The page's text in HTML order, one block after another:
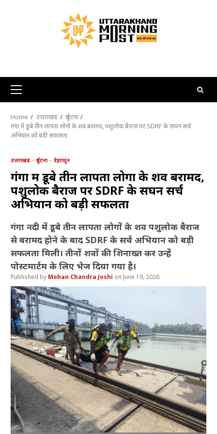
Primary
Menu
Home उत्तराखंड
दुर्घटना
गंगा में डूबे तीन लापता लोगों के शव बरामद, पशुलोक बैराज पर SDRF के सघन सर्च
अभियान को बड़ी सफलता
उत्तराखंड दुर्घटना देहरादून
गंगा में डूबे तीन लापता लोगों के शव बरामद,
पशुलोक बैराज पर SDRF के सघन सर्च
अभियान को बड़ी सफलता
गंगा नदी में डूबे तीन लापता लोगों के शव पशुलोक बैराज
से बरामद होने के बाद SDRF के सर्च अभियान को बड़ी
सफलता मिली। तीनों शवों की शिनाख्त कर उन्हें
पोस्टमार्टम के लिए भेज दिया गया है।
Mohan Chandra Joshi June 19, 2026